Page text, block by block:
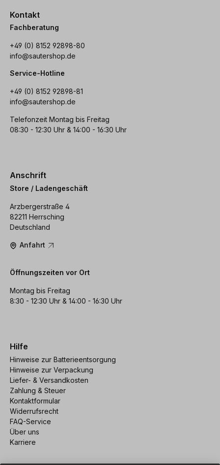
Kontakt
Fachberatung
+49 (0) 8152 92898-80
info@sautershop.de
Service-Hotline
+49 (0) 8152 92898-81
info@sautershop.de
Telefonzeit Montag bis Freitag
08:30 - 12:30 Uhr & 14:00 - 16:30 Uhr
Anschrift
Store / Ladengeschäft
Arzbergerstraße 4
82211 Herrsching
Deutschland
Anfahrt
Öffnungszeiten vor Ort
Montag bis Freitag
8:30 - 12:30 Uhr & 14:00 - 16:30 Uhr
Hilfe
Hinweise zur Batterieentsorgung
Hinweise zur Verpackung
Liefer- & Versandkosten
Zahlung & Steuer
Kontaktformular
Widerrufsrecht
FAQ-Service
Über uns
Karriere